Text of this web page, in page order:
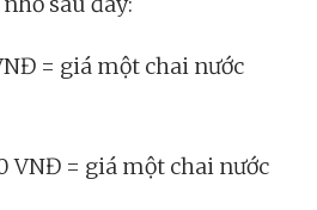
= giá một chai nước
VNĐ = giá một chai nước